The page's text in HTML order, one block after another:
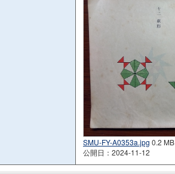
SMU-FY-A0353a.jpg 0.2 MB
公開日：2024-11-12